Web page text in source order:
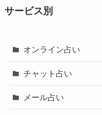
サービス別
オンライン占い
チャット占い
メール占い